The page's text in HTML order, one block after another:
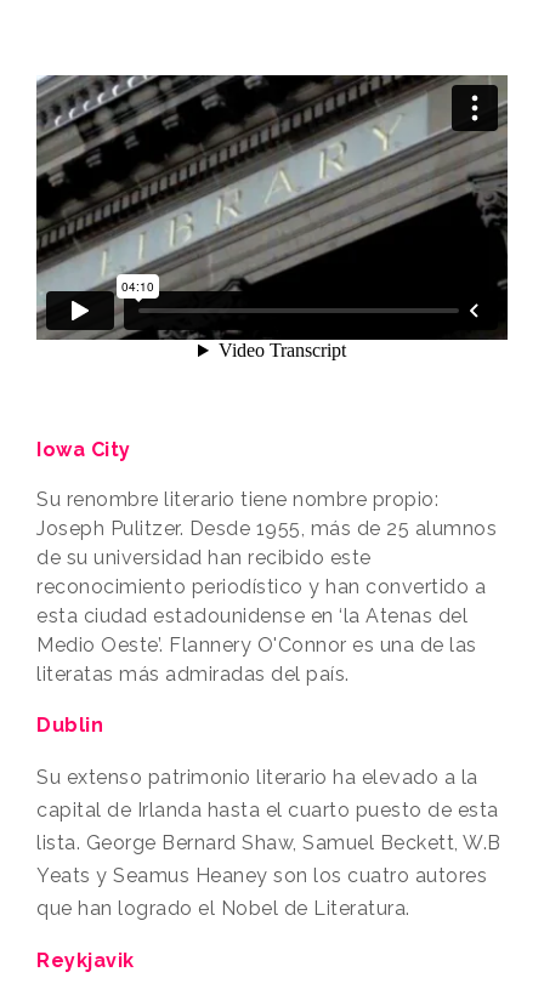
Iowa City
Su renombre literario tiene nombre propio:
Joseph Pulitzer. Desde 1955, más de 25 alumnos
de su universidad han recibido este
reconocimiento periodístico y han convertido a
esta ciudad estadounidense en ‘la Atenas del
Medio Oeste’. Flannery O'Connor es una de las
literatas más admiradas del país.
Dublin
Su extenso patrimonio literario ha elevado a la
capital de Irlanda hasta el cuarto puesto de esta
lista. George Bernard Shaw, Samuel Beckett, W.B
Yeats y Seamus Heaney son los cuatro autores
que han logrado el Nobel de Literatura.
Reykjavik